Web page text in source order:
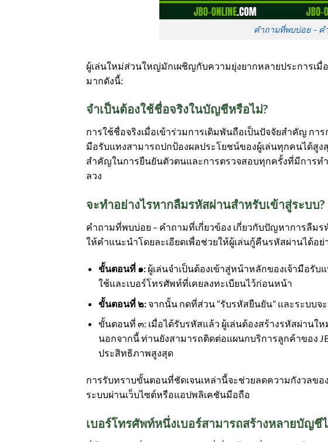
คำถามที่พบบ่อย – ค
ผู้เล่นใหม่ส่วนใหญ่มักเผชิญกับความยุ่งยากหลายประการเมื่
มากดังนี้:
จำเป็นต้องใช้ชื่อจริงในบัญชีหรือไม่?
การใช้ชื่อจริงเมื่อเข้าร่วมการเดิมพันถือเป็นปัจจัยสำคัญ ก
มือรับแทงสามารถปกป้องผลประโยชน์ของผู้เล่นทุกคนได้สู
สำคัญในการยืนยันตัวตนและการตรวจสอบทุกครั้งที่มีการท
ลวง
จะทำอย่างไรหากลืมรหัสผ่านสำหรับเข้าสู่ระบบ?
คำถามที่พบบ่อย – คำถามที่เกี่ยวข้อง เกี่ยวกับปัญหาการลืมร
ให้คำแนะนำโดยละเอียดเพื่อช่วยให้ผู้เล่นกู้คืนรหัสผ่านได้อย่
ขั้นตอนที่ ๑:ผู้เล่นจำเป็นต้องเข้าสู่หน้าหลักของเจ้ามือรับ
ใช้และเบอร์โทรศัพท์ที่เคยลงทะเบียนไว้ก่อนหน้า
ขั้นตอนที่ ๒:จากนั้น กดที่ส่วน “รับรหัสยืนยัน” และระบบจ
ขั้นตอนที่ ๓: เมื่อได้รับรหัสแล้ว ผู้เล่นต้องสร้างรหัสผ่านใ
นอกจากนี้ ท่านยังสามารถติดต่อแผนกบริการลูกค้าของ
ประสิทธิภาพสูงสุด
การรับทราบขั้นตอนที่ชัดเจนเหล่านี้จะช่วยลดความกังวลขอ
ระบบผ่านเว็บไซต์หรือแอปพลิเคชันมือถือ
เบอร์โทรศัพท์หนึ่งเบอร์สามารถสร้างหลายบัญชี